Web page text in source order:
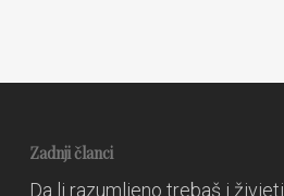
Zadnji članci
Da li razumljeno trebaš i živjeti